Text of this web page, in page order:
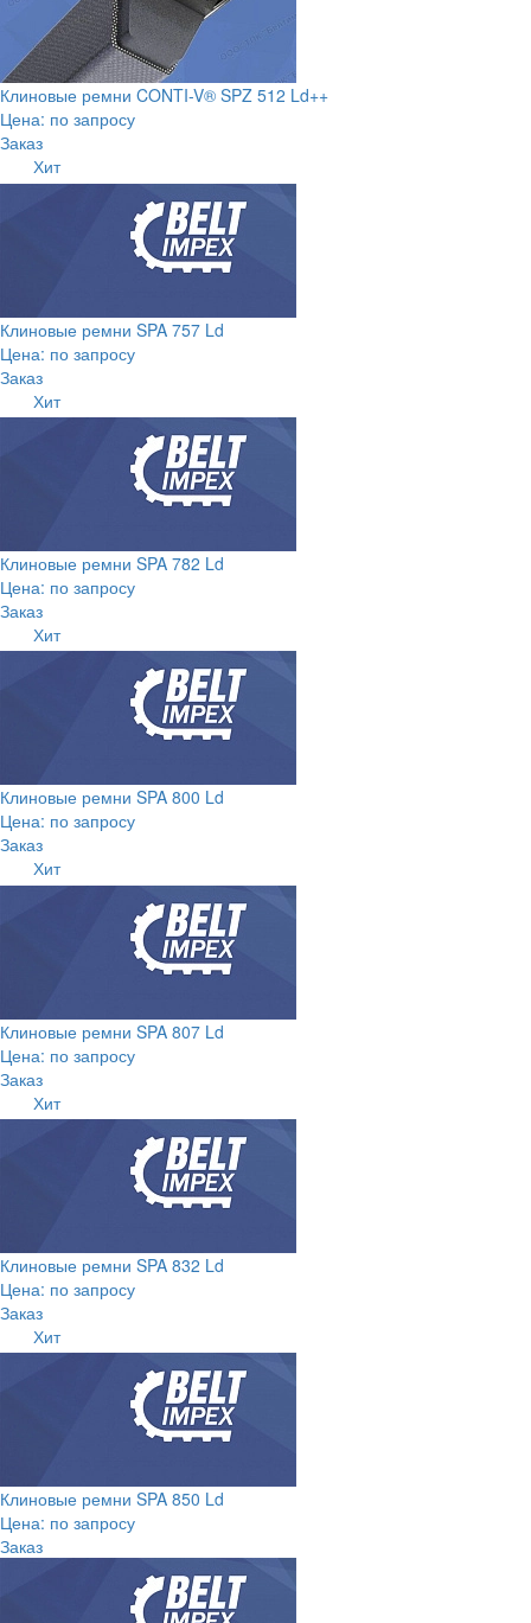
Клиновые ремни CONTI-V® SPZ 512 Ld++
Цена: по запросу
Заказ
Хит
Клиновые ремни SPA 757 Ld
Цена: по запросу
Заказ
Хит
Клиновые ремни SPA 782 Ld
Цена: по запросу
Заказ
Хит
Клиновые ремни SPA 800 Ld
Цена: по запросу
Заказ
Хит
Клиновые ремни SPA 807 Ld
Цена: по запросу
Заказ
Хит
Клиновые ремни SPA 832 Ld
Цена: по запросу
Заказ
Хит
Клиновые ремни SPA 850 Ld
Цена: по запросу
Заказ